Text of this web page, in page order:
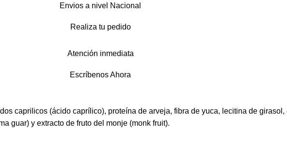
Envios a nivel Nacional
Realiza tu pedido
Atención inmediata
Escríbenos Ahora
caprilicos (ácido caprílico), proteína de arveja, fibra de yuca, lecitina de girasol,
guar) y extracto de fruto del monje (monk fruit).